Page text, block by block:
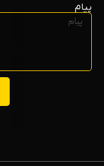
پیام